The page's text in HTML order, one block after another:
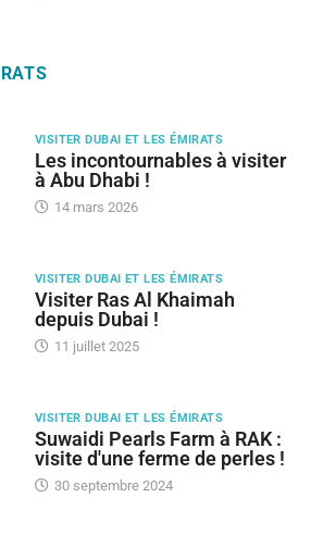
VISITER DUBAI ET LES ÉMIRATS
Les incontournables à visiter
à Abu Dhabi !
14 mars 2026
VISITER DUBAI ET LES ÉMIRATS
Visiter Ras Al Khaimah
depuis Dubai !
11 juillet 2025
VISITER DUBAI ET LES ÉMIRATS
Suwaidi Pearls Farm à RAK :
visite d'une ferme de perles !
30 septembre 2024